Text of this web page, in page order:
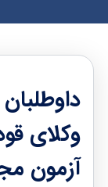
وکلای
آزمون